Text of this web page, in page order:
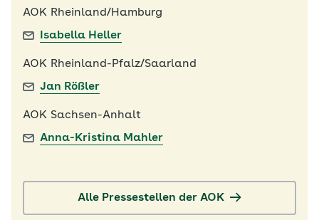
AOK Rheinland/Hamburg
Isabella Heller
AOK Rheinland-Pfalz/Saarland
Jan Rößler
AOK Sachsen-Anhalt
Anna-Kristina Mahler
Alle Pressestellen der AOK